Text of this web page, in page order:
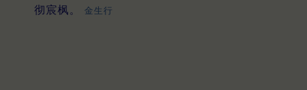
彻宸枫。
金生行